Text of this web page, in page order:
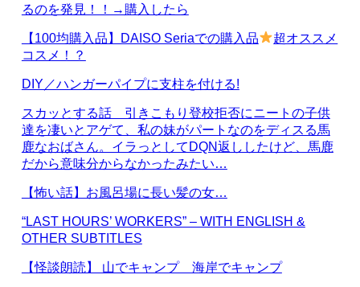
るのを発見！！→購入したら
【100均購入品】DAISO Seriaでの購入品
超オススメ
コスメ！？
DIY／ハンガーパイプに支柱を付ける!
スカッとする話 引きこもり登校拒否にニートの子供
達を凄いとアゲて、私の妹がパートなのをディスる馬
鹿なおばさん。イラっとしてDQN返ししたけど、馬鹿
だから意味分からなかったみたい…
【怖い話】お風呂場に長い髪の女…
“LAST HOURS’ WORKERS” – WITH ENGLISH &
OTHER SUBTITLES
【怪談朗読】 山でキャンプ 海岸でキャンプ